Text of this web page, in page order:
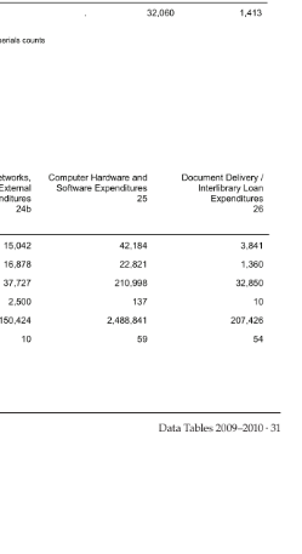
Data Tables 2009–2010
· 31




























